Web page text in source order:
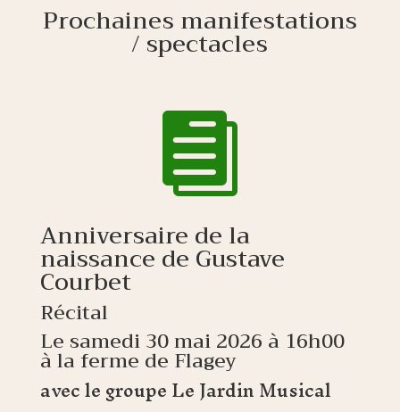
Prochaines manifestations
/ spectacles

Anniversaire de la
naissance de Gustave
Courbet
Récital
Le samedi 30 mai 2026 à 16h00
à la ferme de Flagey
avec le groupe Le Jardin Musical